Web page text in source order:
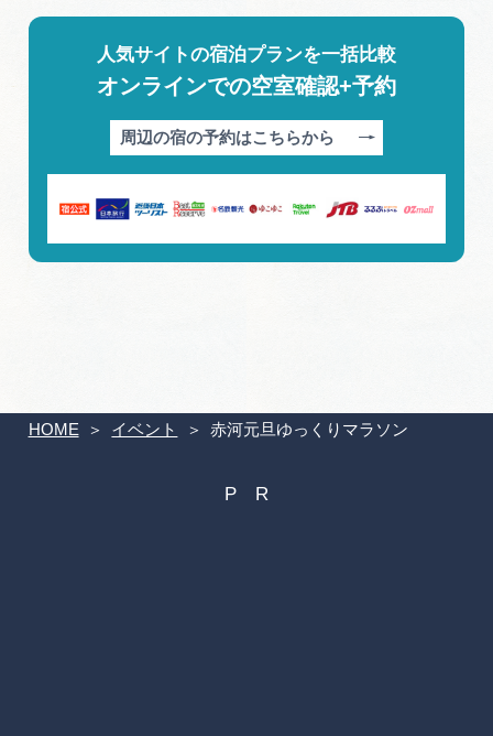
HOME イベント 赤河元旦ゆっくりマラソン
人気サイトの宿泊プランを一括比較
オンラインでの空室確認+予約
周辺の宿の予約はこちらから